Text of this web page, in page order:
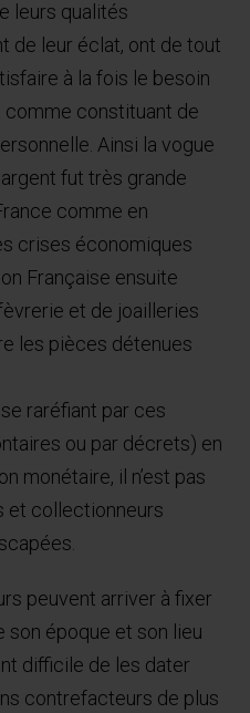
leurs qualités
de leur éclat, ont de tout
à la fois le besoin
comme constituant de
Ainsi la vogue
fut très grande
comme en
crises économiques
Française ensuite
et de joailleries
les pièces détenues
raréfiant par ces
ou par décrets) en
monétaire, il n’est pas
et collectionneurs
peuvent arriver à fixer
son époque et son lieu
difficile de les dater
contrefacteurs de plus